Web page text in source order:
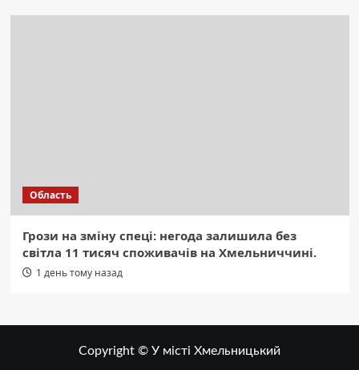
Область
Грози на зміну спеці: негода залишила без
світла 11 тисяч споживачів на Хмельниччині.
1 день тому назад
Copyright © У місті Хмельницький